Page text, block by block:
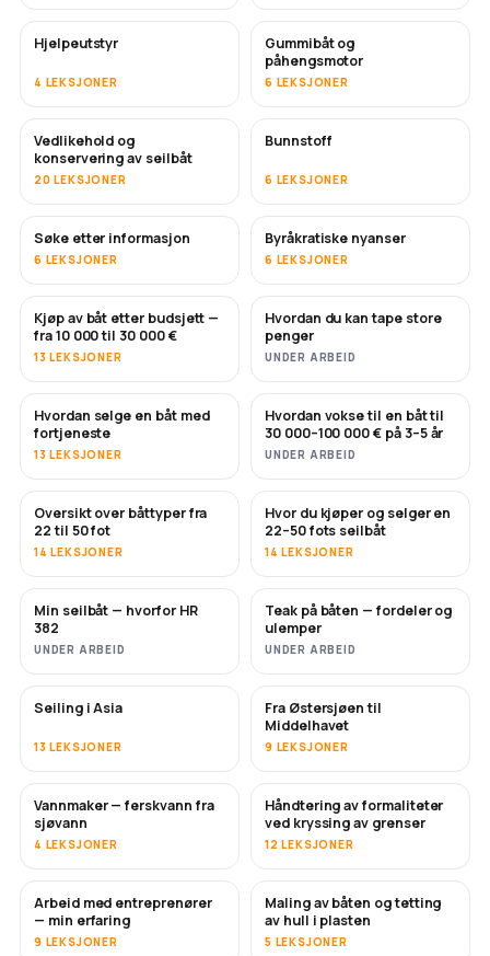
Hjelpeutstyr
4 LEKSJONER
Gummibåt og
påhengsmotor
6 LEKSJONER
Vedlikehold og
konservering av seilbåt
20 LEKSJONER
SNART
Bunnstoff
6 LEKSJONER
Søke etter informasjon
6 LEKSJONER
Byråkratiske nyanser
6 LEKSJONER
SNART
Kjøp av båt etter budsjett —
fra 10 000 til 30 000 €
13 LEKSJONER
SNART
Hvordan du kan tape store
penger
UNDER ARBEID
NYTT
Hvordan selge en båt med
fortjeneste
13 LEKSJONER
NYTT
Hvordan vokse til en båt til
30 000–100 000 € på 3–5 år
UNDER ARBEID
SNART
Oversikt over båttyper fra
22 til 50 fot
14 LEKSJONER
SNART
Hvor du kjøper og selger en
22–50 fots seilbåt
14 LEKSJONER
SNART
Min seilbåt — hvorfor HR
382
UNDER ARBEID
SNART
Teak på båten — fordeler og
ulemper
UNDER ARBEID
SNART
Seiling i Asia
13 LEKSJONER
SNART
Fra Østersjøen til
Middelhavet
9 LEKSJONER
SNART
Vannmaker — ferskvann fra
sjøvann
4 LEKSJONER
Håndtering av formaliteter
ved kryssing av grenser
12 LEKSJONER
SNART
Arbeid med entreprenører
— min erfaring
9 LEKSJONER
SNART
Maling av båten og tetting
av hull i plasten
5 LEKSJONER